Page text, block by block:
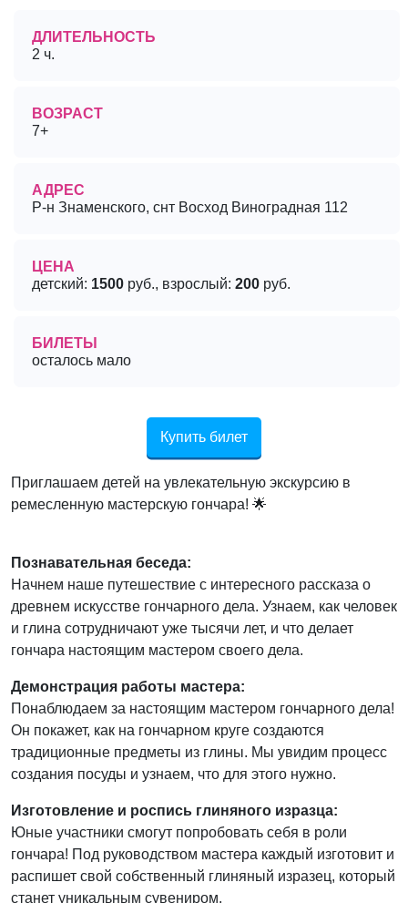
ДЛИТЕЛЬНОСТЬ
2 ч.
ВОЗРАСТ
7+
АДРЕС
Р-н Знаменского, снт Восход Виноградная 112
ЦЕНА
детский: 1500 руб., взрослый: 200 руб.
БИЛЕТЫ
осталось мало
Купить билет
Приглашаем детей на увлекательную экскурсию в
ремесленную мастерскую гончара! 🌟
Познавательная беседа:
Начнем наше путешествие с интересного рассказа о
древнем искусстве гончарного дела. Узнаем, как человек
и глина сотрудничают уже тысячи лет, и что делает
гончара настоящим мастером своего дела.
Демонстрация работы мастера:
Понаблюдаем за настоящим мастером гончарного дела!
Он покажет, как на гончарном круге создаются
традиционные предметы из глины. Мы увидим процесс
создания посуды и узнаем, что для этого нужно.
Изготовление и роспись глиняного изразца:
Юные участники смогут попробовать себя в роли
гончара! Под руководством мастера каждый изготовит и
распишет свой собственный глиняный изразец, который
станет уникальным сувениром.